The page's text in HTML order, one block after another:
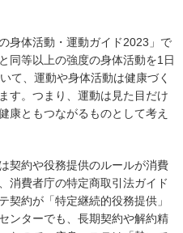
身体活動・運動ガイド2023」で
同等以上の強度の身体活動を1日
て、運動や身体活動は健康づく
す。つまり、運動は見た目だけ
康ともつながるものとして考え
契約や役務提供のルールが消費
消費者庁の特定商取引法ガイド
契約が「特定継続的役務提供」
ンターでも、長期契約や解約精